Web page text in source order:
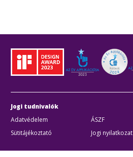
Jogi tudnivalók
Adatvédelem
ÁSZF
Sütitájékoztató
Jogi nyilatkozat